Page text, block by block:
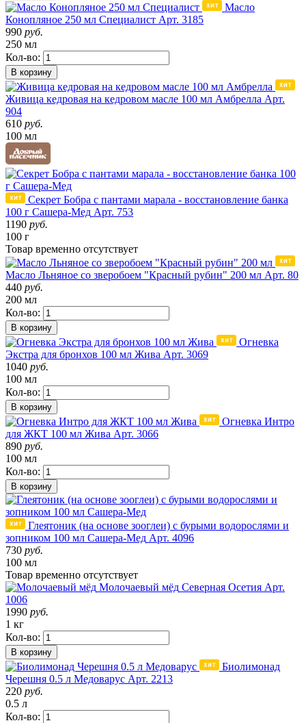
Масло
Конопляное 250 мл Специалист Арт. 3185
990 руб.
250 мл
Кол-во:
В корзину
Живица кедровая на кедровом масле 100 мл Амбрелла Арт.
904
610 руб.
100 мл
Секрет Бобра с пантами марала - восстановление банка
100 г Сашера-Мед Арт. 753
1190 руб.
100 г
Товар временно отсутствует
Масло Льняное со зверобоем "Красный рубин" 200 мл Арт. 80
440 руб.
200 мл
Кол-во:
В корзину
Огневка
Экстра для бронхов 100 мл Жива Арт. 3069
1040 руб.
100 мл
Кол-во:
В корзину
Огневка Интро
для ЖКТ 100 мл Жива Арт. 3066
890 руб.
100 мл
Кол-во:
В корзину
Глеятоник (на основе зооглеи) с бурыми водорослями и
зопником 100 мл Сашера-Мед Арт. 4096
730 руб.
100 мл
Товар временно отсутствует
Молочаевый мёд Северная Осетия Арт.
1006
1990 руб.
1 кг
Кол-во:
В корзину
Биолимонад
Черешня 0.5 л Медоварус Арт. 2213
220 руб.
0.5 л
Кол-во: